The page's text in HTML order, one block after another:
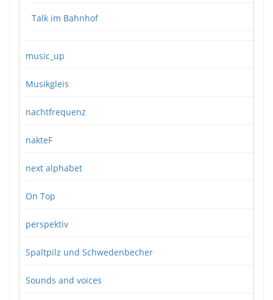
Talk im Bahnhof
music_up
Musikgleis
nachtfrequenz
nakteF
next alphabet
On Top
perspektiv
Spaltpilz und Schwedenbecher
Sounds and voices